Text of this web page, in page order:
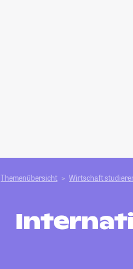
Themenübersicht Wirtschaft